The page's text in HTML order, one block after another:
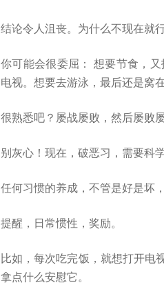
结论令人沮丧。为什么不现在就
你可能会很委屈： 想要节食，
电视。想要去游泳，最后还是
很熟悉吧？屡战屡败，然后屡败
别灰心！现在，破恶习，需要科学
任何习惯的养成，不管是好是坏
提醒，日常惯性，奖励。
比如，每次吃完饭，就想打开电
拿点什么安慰它。